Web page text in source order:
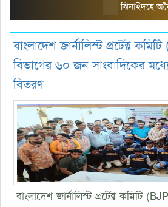
ঝিনাইদহে অবৈধ
বাংলাদেশ জার্নালিস্ট প্রটেক্ট
বিভাগের ৬০ জন সাংবাদিকের মধ্যে
বিতরণ
বাংলাদেশ জার্নালিস্ট প্রটেক্ট কমিটি